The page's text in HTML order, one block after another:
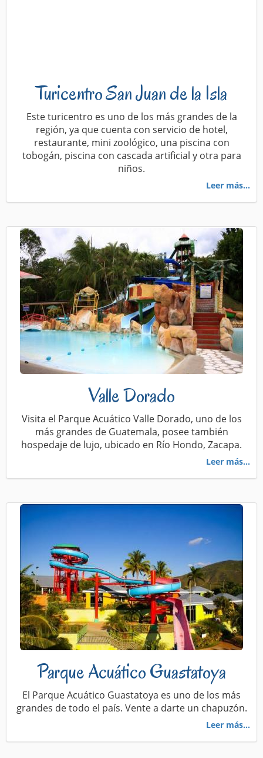
Turicentro San Juan de la Isla
Este turicentro es uno de los más grandes de la
región, ya que cuenta con servicio de hotel,
restaurante, mini zoológico, una piscina con
tobogán, piscina con cascada artificial y otra para
niños.
Leer más...
Valle Dorado
Visita el Parque Acuático Valle Dorado, uno de los
más grandes de Guatemala, posee también
hospedaje de lujo, ubicado en Río Hondo, Zacapa.
Leer más...
Parque Acuático Guastatoya
El Parque Acuático Guastatoya es uno de los más
grandes de todo el país. Vente a darte un chapuzón.
Leer más...